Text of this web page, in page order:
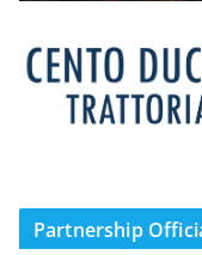
Partnership